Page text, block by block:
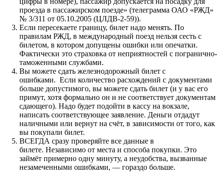
проезда в пассажирском поезде» (телеграмма ОАО «РЖД»
№ 3/311 от 05.10.2005 (ЦЛДВ-2-59)).
Если пересекаете границу, билет надо менять. По
правилам РЖД, в международный поезд нельзя сесть с
билетом, в котором допущены ошибки или опечатки.
Фактически это страховка от неприятностей с погранично-
таможенными службами.
Вы можете сдать железнодорожный билет с
ошибками. Если количество расхождений с документами
больше допустимого, вы можете сдать билет (и у вас его
примут, хотя формально он и не соответствует документам
сдающего). Надо будет подойти в кассу на вокзале,
написать соответствующее заявление. Деньги отдадут
наличными или вернут на счёт, в зависимости от того, как
вы покупали билет.
ВСЕГДА сразу проверяйте все данные в
билете. Независимо от места и способа покупки. Это
займёт примерно одну минуту, а неудобства, вызванные
незамеченными ошибками, — гораздо больше.